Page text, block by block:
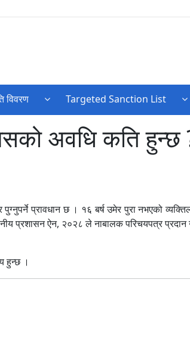
विवरण Targeted Sanction List
अवधि कति हुन्छ
पुग्नुपर्ने प्रावधान छ । १६ बर्ष उमेर पुरा नभएको
प्रशासन ऐन, २०२८ ले नाबालक परिचयपत्र प्रदान
हुन्छ ।